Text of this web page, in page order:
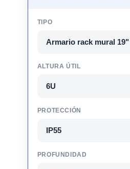
TIPO
Armario rack mural
ALTURA ÚTIL
6U
PROTECCIÓN
IP55
PROFUNDIDAD